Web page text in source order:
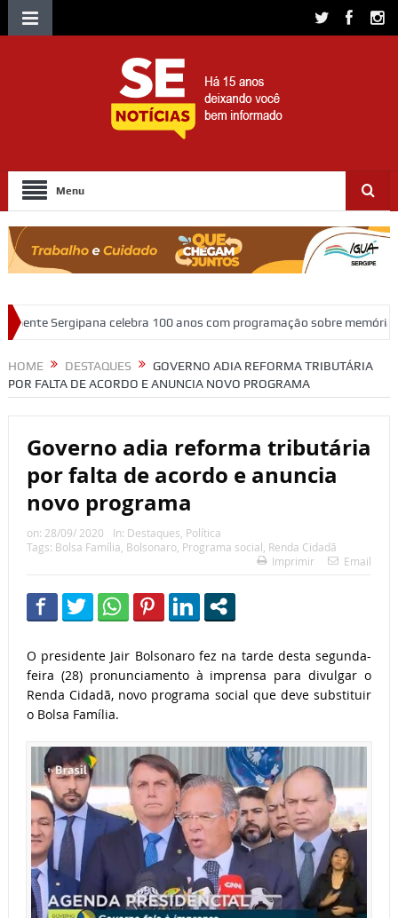
Menu
100 anos com programação sobre memória, educação e patrimônio
HOME DESTAQUES
GOVERNO ADIA REFORMA TRIBUTÁRIA
POR FALTA DE ACORDO E ANUNCIA NOVO PROGRAMA
Governo adia reforma tributária
por falta de acordo e anuncia
novo programa
on: 28/09/ 2020 In: Destaques, Política
Tags: Bolsa Família, Bolsonaro, Programa social, Renda Cidadã
Imprimir
Email
O presidente Jair Bolsonaro fez na tarde desta segunda-
feira (28) pronunciamento à imprensa para divulgar o
Renda Cidadã, novo programa social que deve substituir
o Bolsa Família.